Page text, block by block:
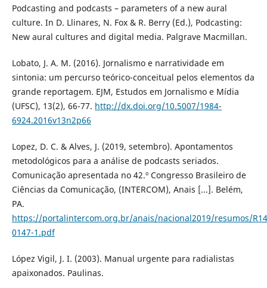
Podcasting and podcasts – parameters of a new aural
culture. In D. Llinares, N. Fox & R. Berry (Ed.), Podcasting:
New aural cultures and digital media. Palgrave Macmillan.
Lobato, J. A. M. (2016). Jornalismo e narratividade em
sintonia: um percurso teórico-conceitual pelos elementos da
grande reportagem. EJM, Estudos em Jornalismo e Mídia
(UFSC), 13(2), 66-77. http://dx.doi.org/10.5007/1984-
6924.2016v13n2p66
Lopez, D. C. & Alves, J. (2019, setembro). Apontamentos
metodológicos para a análise de podcasts seriados.
Comunicação apresentada no 42.º Congresso Brasileiro de
Ciências da Comunicação, (INTERCOM), Anais [...]. Belém,
PA.
https://portalintercom.org.br/anais/nacional2019/resumos/
0147-1.pdf
López Vigil, J. I. (2003). Manual urgente para radialistas
apaixonados. Paulinas.